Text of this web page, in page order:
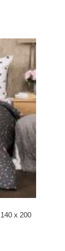
x 200